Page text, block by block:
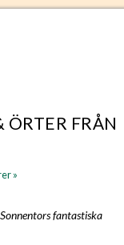
ÖRTER FRÅN
»
fantastiska